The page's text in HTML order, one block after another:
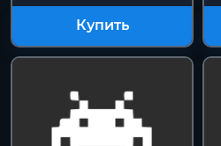
Купить